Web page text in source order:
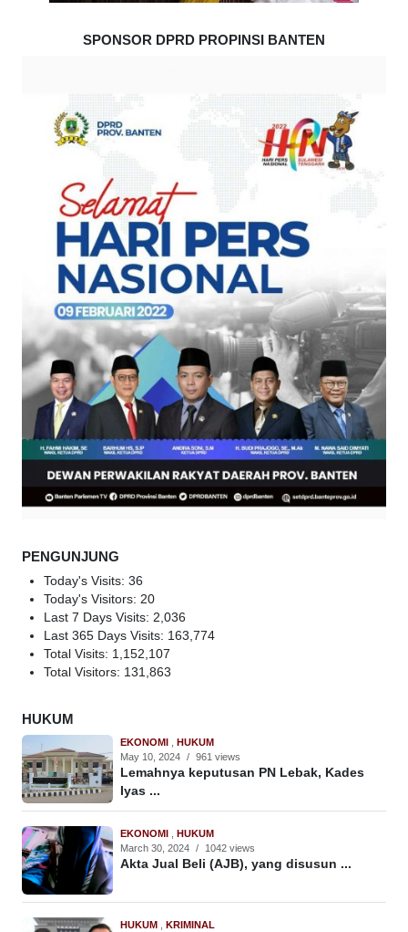
SPONSOR DPRD PROPINSI BANTEN
PENGUNJUNG
Today's Visits: 36
Today's Visitors: 20
Last 7 Days Visits: 2,036
Last 365 Days Visits: 163,774
Total Visits: 1,152,107
Total Visitors: 131,863
HUKUM
EKONOMI , HUKUM
May 10, 2024 / 961 views
Lemahnya keputusan PN Lebak, Kades
Iyas ...
EKONOMI , HUKUM
March 30, 2024 / 1042 views
Akta Jual Beli (AJB), yang disusun ...
HUKUM , KRIMINAL